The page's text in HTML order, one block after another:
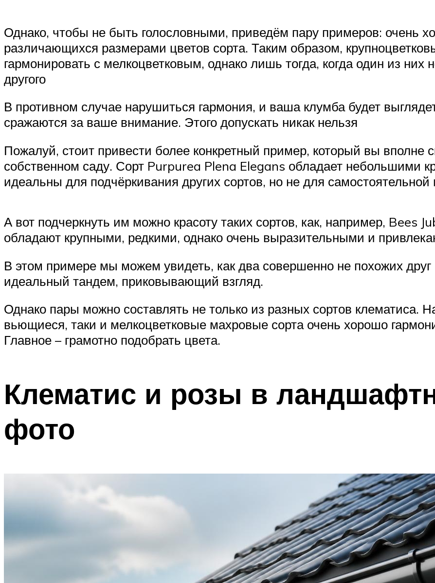
Однако, чтобы не быть голословными, приведём пару примеров: очень
различающихся размерами цветов сорта. Таким образом,
гармонировать с мелкоцветковым, однако лишь тогда, когда один из них
другого
В противном случае нарушиться гармония, и ваша клумба будет
сражаются за ваше внимание. Этого допускать никак нельзя
Пожалуй, стоит привести более конкретный пример, который вы вполне
собственном саду. Сорт Purpurea Plena Elegans обладает небольшими
идеальны для подчёркивания других сортов, но не для самостоятельной
А вот подчеркнуть им можно красоту таких сортов, как, например, Bees
обладают крупными, редкими, однако очень выразительными и
В этом примере мы можем увидеть, как два совершенно не похожих друг
идеальный тандем, приковывающий взгляд.
Однако пары можно составлять не только из разных сортов клематиса.
вьющиеся, таки и мелкоцветковые махровые сорта очень хорошо
Главное – грамотно подобрать цвета.
Клематис и розы в
фото